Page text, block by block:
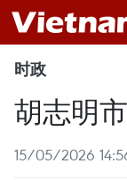
时政
胡志明
15/05/2026